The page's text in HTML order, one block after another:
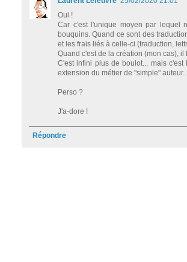
Oui !
Car c'est l'unique moyen par lequel
bouquins. Quand ce sont des
et les frais liés à celle-ci (traduction,
Quand c'est de la création (mon cas), il
C'est infini plus de boulot... mais
extension du métier de "simple"
Perso ?
J'a-dore !
Répondre